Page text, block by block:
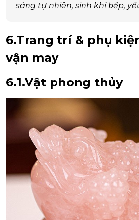
sáng tự nhiên, sinh khí bếp,
6.Trang trí & phụ
vận may
6.1.Vật phong thủy